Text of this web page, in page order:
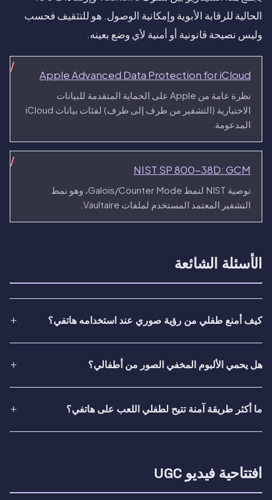
الحالية للرقابة الأبوية وإمكانية الوصول. هو للتثقيف فحسب
وليس نصيحة قانونية أو أمنية لأي وضع بعينه.
Apple Advanced Data Protection for iCloud
نظرة عامة من Apple على الحماية المتقدمة للبيانات
الاختيارية (التشفير من طرف إلى طرف) لفئات بيانات iCloud
المدعومة.
NIST SP 800-38D: GCM
توصية NIST لنمط Galois/Counter Mode، وهو نمط
التشفير المعتمد المستخدم لملفات Vaultaire.
الأسئلة الشائعة
كيف أمنع طفلي من رؤية صوري عند استخدامه هاتفي؟
هل يحمي الألبوم المخفي الصور من أطفالي؟
ما أكثر طريقة آمنة تتيح لطفلي اللعب على هاتفي؟
افتتاحية فيديو UGC